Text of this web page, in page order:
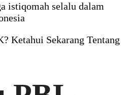
istiqomah selalu dalam
Ketahui Sekarang Tentang